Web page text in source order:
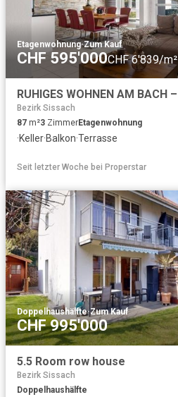
Etagenwohnung·Zum Kauf
CHF 595'000CHF 6'839/m²
Bezirk Sissach
87 m²3 ZimmerEtagenwohnung
·Keller·Balkon·Terrasse
Seit letzter Woche bei Properstar
Doppelhaushälfte·Zum Kauf
CHF 995'000
5.5 Room row house
Bezirk Sissach
Doppelhaushälfte